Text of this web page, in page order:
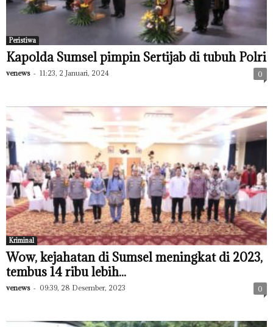
Peristiwa
Kapolda Sumsel pimpin Sertijab di tubuh Polri
venews - 11:23, 2 Januari, 2024 0
Kriminal
Wow, kejahatan di Sumsel meningkat di 2023,
tembus 14 ribu lebih...
venews - 09:39, 28 Desember, 2023 0